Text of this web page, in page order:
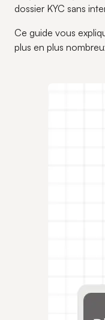
dossier KYC sans
Ce guide vous
plus en plus